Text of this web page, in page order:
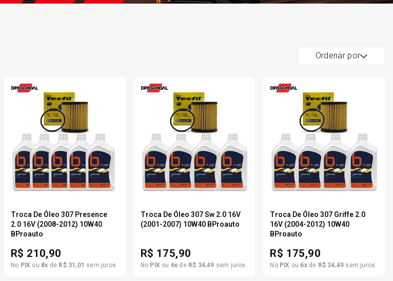
Ordenar por
Troca De Óleo 307 Presence
2.0 16V (2008-2012) 10W40
BProauto
R$ 210,90
No PIX ou 8x de R$ 31 ,01 sem juros
Troca De Óleo 307 Sw 2.0 16V
(2001-2007) 10W40 BProauto
R$ 175,90
No PIX ou 6x de R$ 34,49 sem juros
Troca De Óleo 307 Griffe 2.0
16V (2004-2012) 10W40
BProauto
R$ 175,90
No PIX ou 6xde R$ 34,49 sem juros